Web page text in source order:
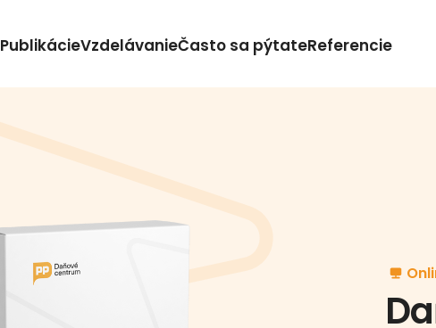
PublikácieVzdelávanieČasto sa pýtateReferencie